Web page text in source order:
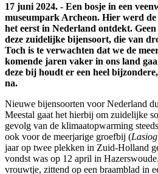
17 juni 2024. - Een bosje in een
museumpark Archeon. Hier werd
het eerst in Nederland ontdekt.
deze zuidelijke bijensoort, die van
Toch is te verwachten dat we de
komende jaren vaker in ons land
deze bij houdt er een heel
na.
Nieuwe bijensoorten voor Nederland
Meestal gaat het hierbij om zuidelijke
gevolg van de klimaatopwarming
ook voor de meerjarige groefbij (
jaar op twee plekken in Zuid-Holland
vondst was op 12 april in
vrouwtje, zittend op een braamblad in